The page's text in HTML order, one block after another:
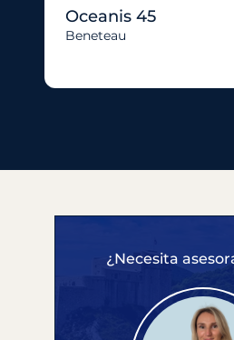
Oceanis 45
Beneteau
¿Necesita